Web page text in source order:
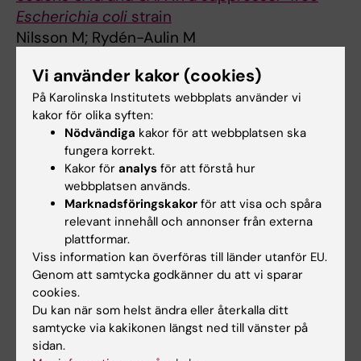
Escherichia coli strain
Nilsson M; Rydén-Aulin M
ARTICLE:BIOCHIMICA ET BIOPHYSICA ACTA:
INTERNATIONAL JOURNAL OF BIOCHEMISTRY
AND BIOPHYSICS.2001;1544(1-2):378-385
Ribosomes with large synthetic N-terminal
extensions of protein S15 are active in vivo
Walles-Granberg A; Schnell R; Isaksson LA;
Rydén-Aulin M
Alla författare
ARTICLE:BIOCHIMIE.
A novel mutation in ribosomal protein S4 that
affects the function of a mutated RF1
Dahlgren A; Rydén-Aulin M
ARTICLE:FEBS LETTERS.1999;455(3):355-358
Interaction between a mutant release factor
Vi använder kakor (cookies)
På Karolinska Institutets webbplats använder vi
kakor för olika syften:
Nödvändiga kakor för att webbplatsen ska
fungera korrekt.
Kakor för analys för att förstå hur
webbplatsen används.
Marknadsföringskakor för att visa och spåra
relevant innehåll och annonser från externa
plattformar.
Viss information kan överföras till länder utanför EU.
Genom att samtycka godkänner du att vi sparar
cookies.
Du kan när som helst ändra eller återkalla ditt
samtycke via kakikonen längst ned till vänster på
sidan.